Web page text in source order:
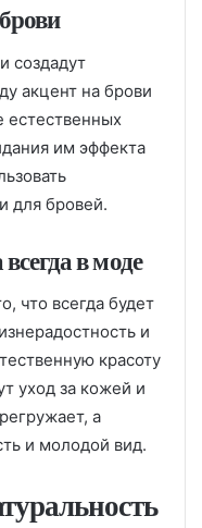
создадут
акцент на брови
естественных
им эффекта
для бровей.
в моде
что всегда будет
и
красоту
уход за кожей и
а
и молодой вид.